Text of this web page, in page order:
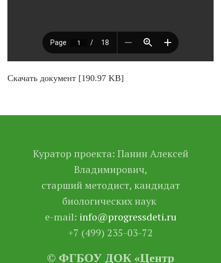
Скачать документ [190.97 KB]
Куратор проекта: Панин Алексей
Владимирович,
старший методист, кандидат
биологических наук
e-mail: info@progressdeti.ru
+7 (499) 235-03-72
© ФГБОУ ДОК «Центр